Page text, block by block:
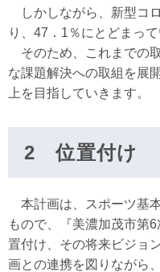
しかしながら、新型コ
り、47．1％にとどまって
そのため、これまでの
な課題解決への取組を展
上を目指していきます。
2 位置付け
本計画は、スポーツ基
もので、『美濃加茂市第
置付け、その将来ビジョ
画との連携を図りながら